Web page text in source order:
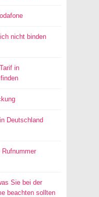
nicht binden
in
Deutschland
Sie bei der
beachten sollten